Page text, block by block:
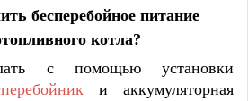
бесперебойное питание
котла?
с помощью установки
и аккумуляторная